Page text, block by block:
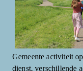
Gemeente activiteit
dienst, verschillende